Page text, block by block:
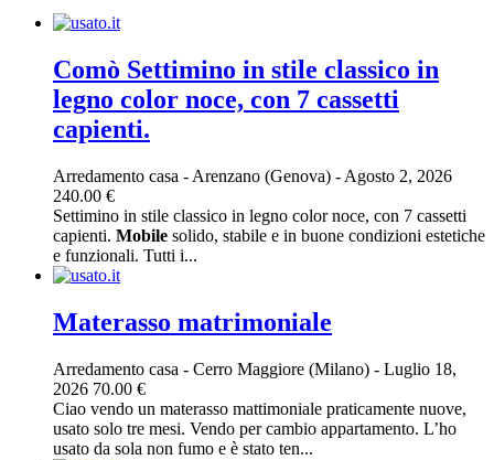
Comò Settimino in stile classico in
legno color noce, con 7 cassetti
capienti.
Arredamento casa - Arenzano (Genova) - Agosto 2, 2026
240.00 €
Settimino in stile classico in legno color noce, con 7 cassetti
capienti. Mobile solido, stabile e in buone condizioni estetiche
e funzionali. Tutti i...
Materasso matrimoniale
Arredamento casa - Cerro Maggiore (Milano) - Luglio 18,
2026 70.00 €
Ciao vendo un materasso mattimoniale praticamente nuove,
usato solo tre mesi. Vendo per cambio appartamento. L’ho
usato da sola non fumo e è stato ten...